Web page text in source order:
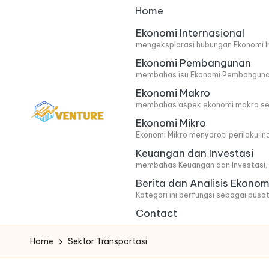
o
v
Home
Ekonomi Internasional
mengeksplorasi hubungan
Ekonomi Pembangunan
membahas isu Ekonomi
Ekonomi Makro
membahas aspek ekonomi makro
Ekonomi Mikro
Ekonomi Mikro menyoroti perilaku
Keuangan dan Investasi
membahas Keuangan dan
Berita dan Analisis
Kategori ini berfungsi sebagai
Contact
Home Sektor Transportasi